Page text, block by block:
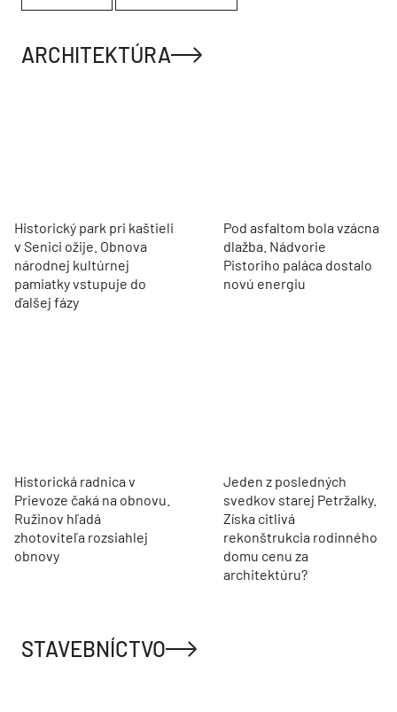
ARCHITEKTÚRA
Historický park pri kaštieli
v Senici ožije. Obnova
národnej kultúrnej
pamiatky vstupuje do
ďalšej fázy
Pod asfaltom bola vzácna
dlažba. Nádvorie
Pistoriho paláca dostalo
novú energiu
Historická radnica v
Prievoze čaká na obnovu.
Ružinov hľadá
zhotoviteľa rozsiahlej
obnovy
Jeden z posledných
svedkov starej Petržalky.
Získa citlivá
rekonštrukcia rodinného
domu cenu za
architektúru?
STAVEBNÍCTVO